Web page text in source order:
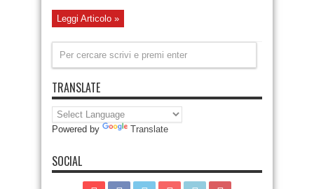
Leggi Articolo »
TRANSLATE
Powered by Translate
SOCIAL